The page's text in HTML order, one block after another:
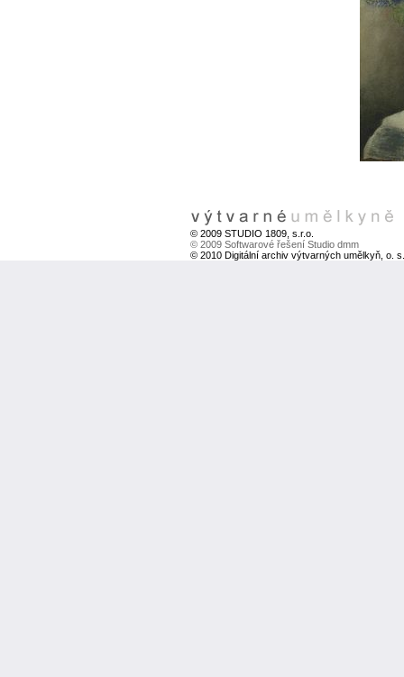
© 2009 STUDIO 1809, s.r.o.
© 2009 Softwarové řešení Studio dmm
© 2010 Digitální archiv výtvarných umělkyň, o. s.